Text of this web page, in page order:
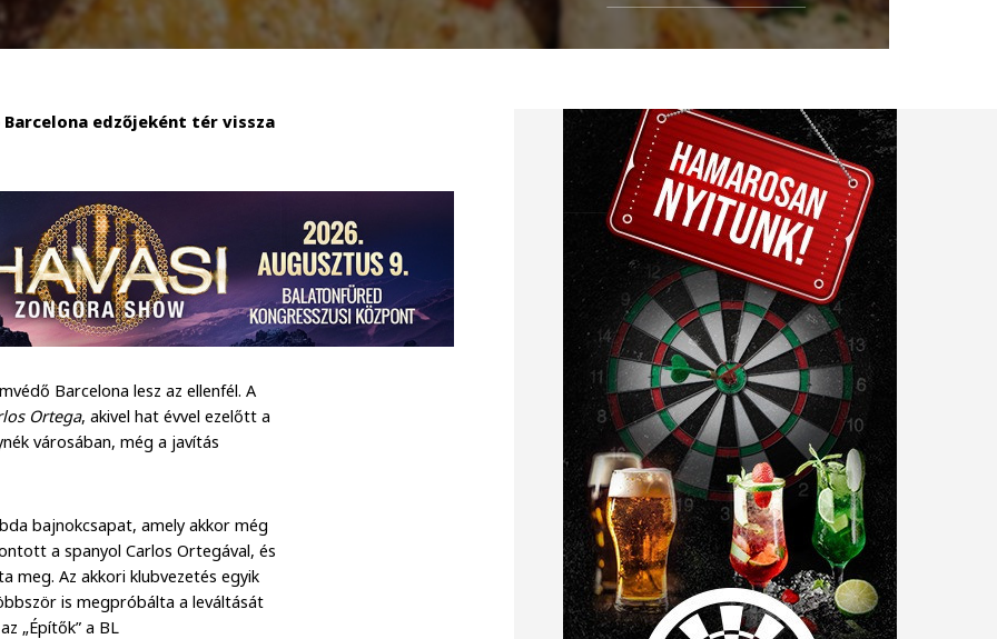
edzőjeként tér vissza
Barcelona lesz az ellenfél. A
Ortega, akivel hat évvel ezelőtt a
városában, még a javítás
bajnokcsapat, amely akkor még
a spanyol Carlos Ortegával, és
meg. Az akkori klubvezetés egyik
is megpróbálta a leváltását
„Építők” a BL